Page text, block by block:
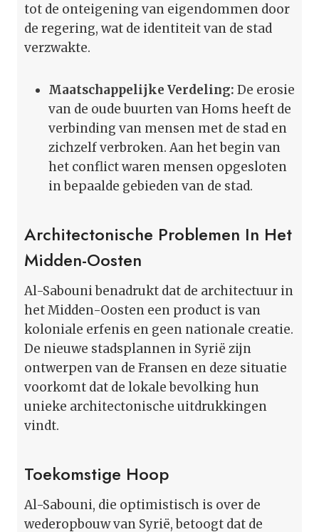
tot de onteigening van eigendommen door
de regering, wat de identiteit van de stad
verzwakte.
Maatschappelijke Verdeling: De erosie
van de oude buurten van Homs heeft de
verbinding van mensen met de stad en
zichzelf verbroken. Aan het begin van
het conflict waren mensen opgesloten
in bepaalde gebieden van de stad.
Architectonische Problemen In Het
Midden-Oosten
Al-Sabouni benadrukt dat de architectuur in
het Midden-Oosten een product is van
koloniale erfenis en geen nationale creatie.
De nieuwe stadsplannen in Syrië zijn
ontwerpen van de Fransen en deze situatie
voorkomt dat de lokale bevolking hun
unieke architectonische uitdrukkingen
vindt.
Toekomstige Hoop
Al-Sabouni, die optimistisch is over de
wederopbouw van Syrië, betoogt dat de